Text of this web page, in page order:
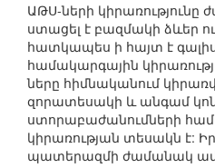
ԱԹՍ-ների կիրառությունը
ստացել է բազմակի ձևեր
հատկապես ի հայտ է
համակարգային
ները հիմնականում
զորատեսակի և անգամ
ստորաբաժանումների
կիրառության տեսակն է:
պատերազմի ժամանակ